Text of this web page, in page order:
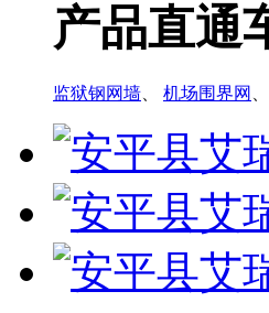
产品直通
监狱钢网墙 机场围界网